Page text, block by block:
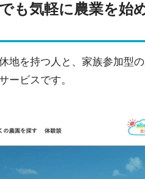
も気軽に農業を始
地を持つ人と、家族参加型
ービスです。